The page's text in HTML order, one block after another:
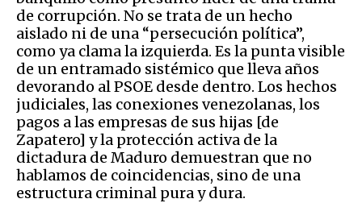
de corrupción. No se trata de un hecho
aislado ni de una “persecución política”,
como ya clama la izquierda. Es la punta visible
de un entramado sistémico que lleva años
devorando al PSOE desde dentro. Los hechos
judiciales, las conexiones venezolanas, los
pagos a las empresas de sus hijas [de
Zapatero] y la protección activa de la
dictadura de Maduro demuestran que no
hablamos de coincidencias, sino de una
estructura criminal pura y dura.